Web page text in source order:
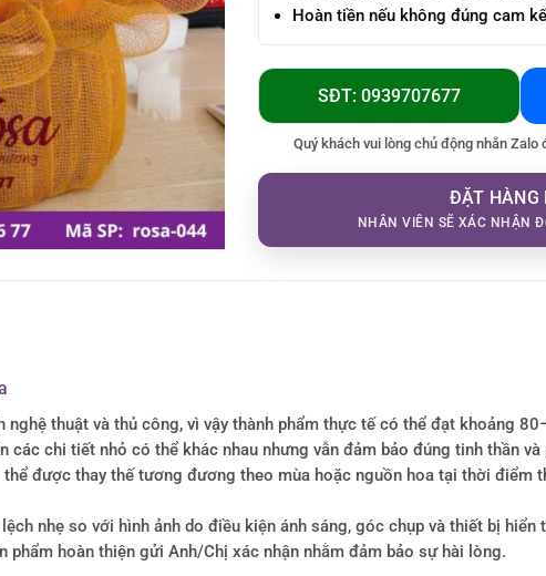
Hoàn tiền nếu không đúng cam
SĐT: 0939707677
Quý khách vui lòng chủ động nhắn
ĐẶT HÀNG
NHÂN VIÊN SẼ XÁC NHẬN
thuật và thủ công, vì vậy thành phẩm thực tế có thể đạt khoảng
chi tiết nhỏ có thể khác nhau nhưng vẫn đảm bảo đúng tinh thần và
được thay thế tương đương theo mùa hoặc nguồn hoa tại thời điểm
nhẹ so với hình ảnh do điều kiện ánh sáng, góc chụp và thiết bị hiển
phẩm hoàn thiện gửi Anh/Chị xác nhận nhằm đảm bảo sự hài lòng.